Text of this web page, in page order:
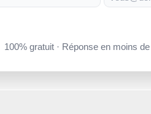
100% gratuit · Réponse en moins